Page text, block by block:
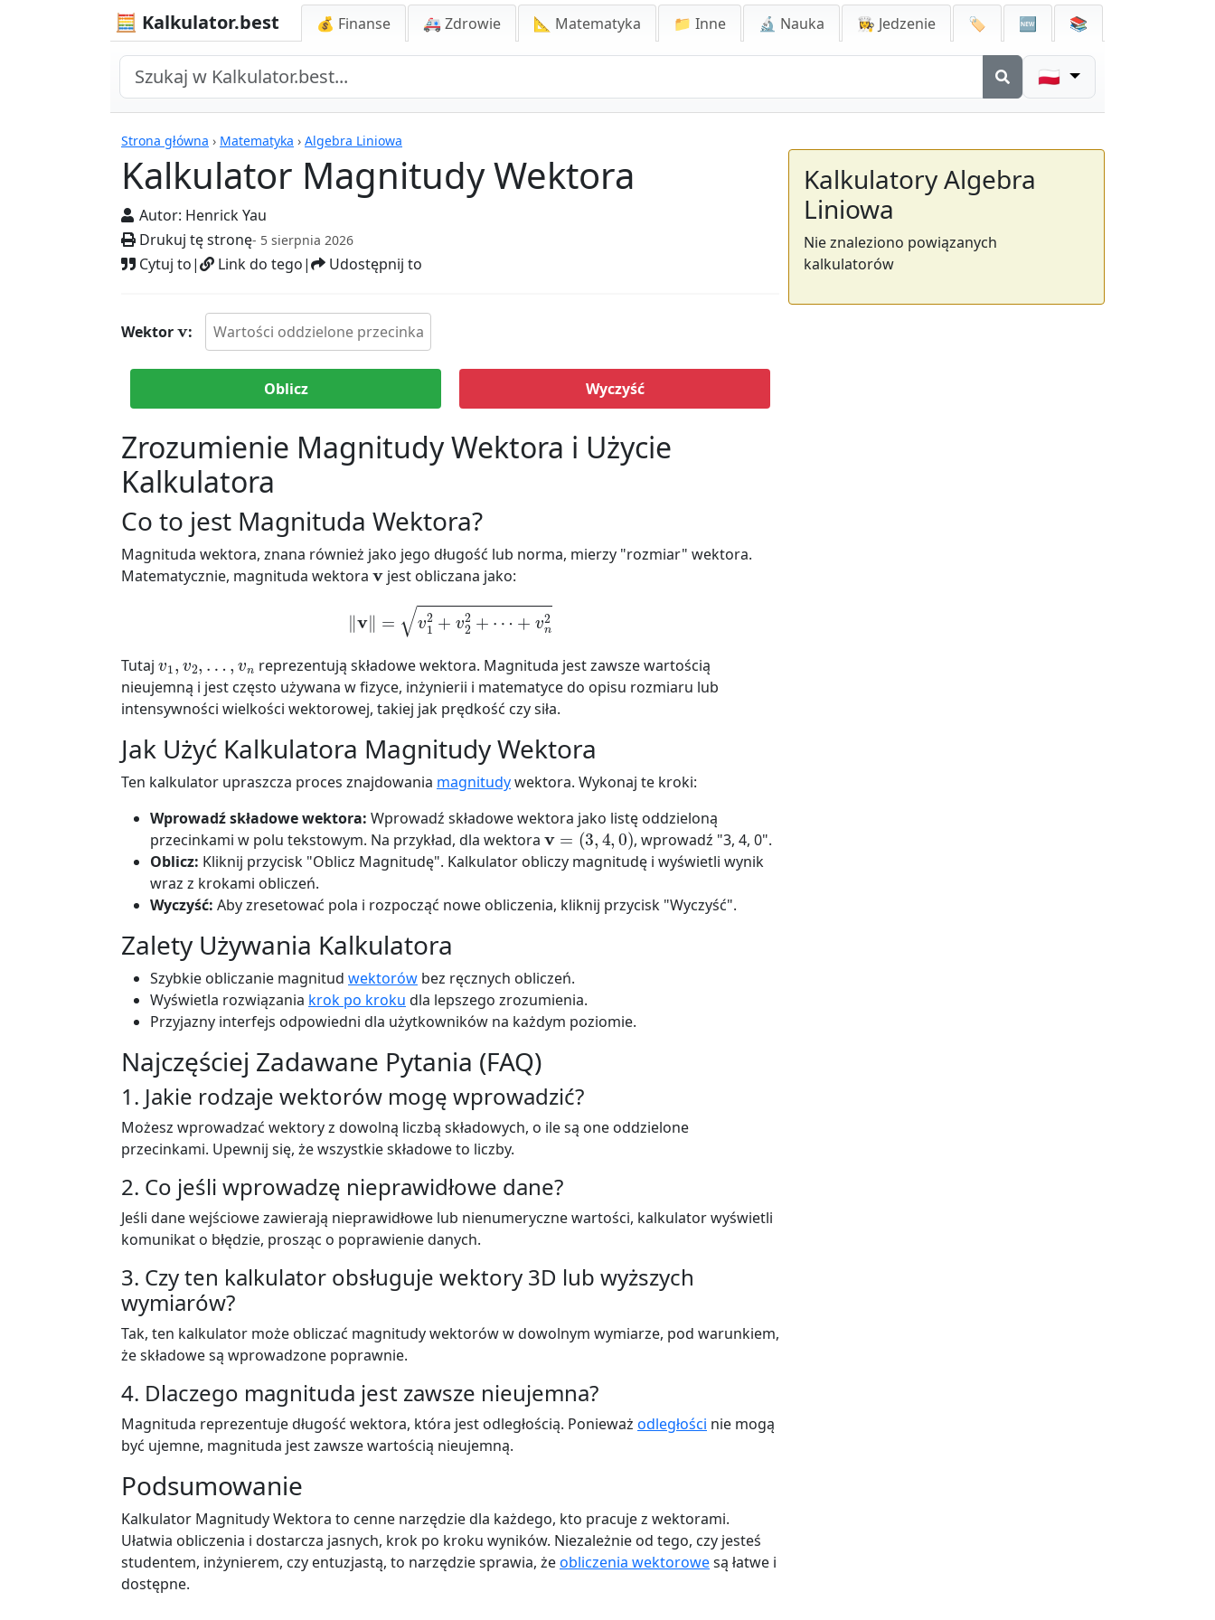
🧮 Kalkulator.best 💰 Finanse 🚑 Zdrowie 📐 Matematyka 📁 Inne 🔬 Nauka 👩‍🍳 Jedzenie 🏷️ 🆕 📚
🇵🇱
Strona główna › Matematyka › Algebra Liniowa
Kalkulator Magnitudy Wektora
Autor: Henrick Yau
Drukuj tę stronę- 5 sierpnia 2026
Cytuj to| Link do tego| Udostępnij to
Kalkulatory
Wektor :
Oblicz Wyczyść
Zrozumienie Magnitudy Wektora i Użycie
Kalkulatora
Co to jest Magnituda Wektora?
Magnituda wektora, znana również jako jego długość lub norma, mierzy "rozmiar" wektora.
Matematycznie, magnituda wektora
v
jest obliczana jako:
12+v22+⋯+vn2
Tutaj
reprezentują składowe wektora. Magnituda jest zawsze wartością
nieujemną i jest często używana w fizyce, inżynierii i matematyce do opisu rozmiaru lub
intensywności wielkości wektorowej, takiej jak prędkość czy siła.
Jak Użyć Kalkulatora Magnitudy Wektora
Ten kalkulator upraszcza proces znajdowania magnitudywektora. Wykonaj te kroki:
Wprowadź składowe wektora: Wprowadź składowe wektora jako listę oddzieloną
przecinkami w polu tekstowym. Na przykład, dla wektora
v=(3,4,0 )
, wprowadź "3, 4, 0".
Oblicz: Kliknij przycisk "Oblicz Magnitudę". Kalkulator obliczy magnitudę i wyświetli wynik
wraz z krokami obliczeń.
Wyczyść: Aby zresetować pola i rozpocząć nowe obliczenia, kliknij przycisk "Wyczyść".
Zalety Używania Kalkulatora
Szybkie obliczanie magnitud wektorów bez ręcznych obliczeń.
Wyświetla rozwiązania krok po kroku dla lepszego zrozumienia.
Przyjazny interfejs odpowiedni dla użytkowników na każdym poziomie.
Najczęściej Zadawane Pytania (FAQ)
1. Jakie rodzaje wektorów mogę wprowadzić?
Możesz wprowadzać wektory z dowolną liczbą składowych, o ile są one oddzielone
przecinkami. Upewnij się, że wszystkie składowe to liczby.
2. Co jeśli wprowadzę nieprawidłowe dane?
Jeśli dane wejściowe zawierają nieprawidłowe lub nienumeryczne wartości, kalkulator wyświetli
komunikat o błędzie, prosząc o poprawienie danych.
3. Czy ten kalkulator obsługuje wektory 3D lub wyższych
wymiarów?
Tak, ten kalkulator może obliczać magnitudy wektorów w dowolnym wymiarze, pod warunkiem,
że składowe są wprowadzone poprawnie.
4. Dlaczego magnituda jest zawsze nieujemna?
Magnituda reprezentuje długość wektora, która jest odległością. Ponieważ odległości nie mogą
być ujemne, magnituda jest zawsze wartością nieujemną.
Podsumowanie
Kalkulator Magnitudy Wektora to cenne narzędzie dla każdego, kto pracuje z wektorami.
Ułatwia obliczenia i dostarcza jasnych, krok po kroku wyników. Niezależnie od tego, czy jesteś
studentem, inżynierem, czy entuzjastą, to narzędzie sprawia, żeobliczenia wektorowesą łatwe i
dostępne.
Kalkulatory Algebra
Liniowa
Nie znaleziono powiązanych
kalkulatorów